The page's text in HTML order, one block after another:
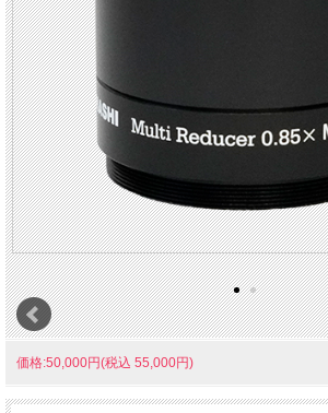
価格:50,000円(税込 55,000円)